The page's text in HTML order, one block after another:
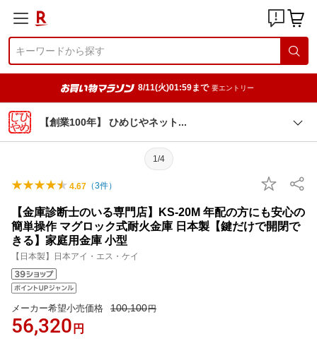
8/11(火)01:59まで 要エントリー
【創業100年】 ひめじやネッ ト
1/4
4.67 （3件）
【金庫診断士のいる専門店】KS-20M 年配の方にも安心の
簡単操作 マグロック式耐火金庫 日本製【鍵だけで開閉で
きる】家庭用金庫 小型
【日本製】日本アイ・エス・ケイ
メーカー希望小売価格 100,100円
56,320 円